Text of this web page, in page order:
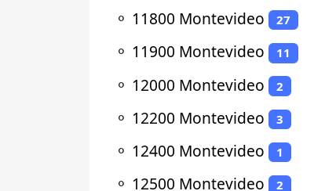
⚬ 11800 Montevideo 27
⚬ 11900 Montevideo 11
⚬ 12000 Montevideo 2
⚬ 12200 Montevideo 3
⚬ 12400 Montevideo 1
⚬ 12500 Montevideo 2